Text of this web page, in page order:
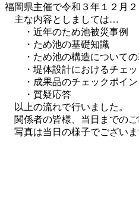
福岡県主催で令和３年１２月
主な内容としましては…
・近年のため池被災事例
・ため池の基礎知識
・ため池の構造についての
・堤体設計におけるチェッ
・成果品のチェックポイン
・質疑応答
以上の流れで行いました。
関係者の皆様、当日までの
写真は当日の様子でございま